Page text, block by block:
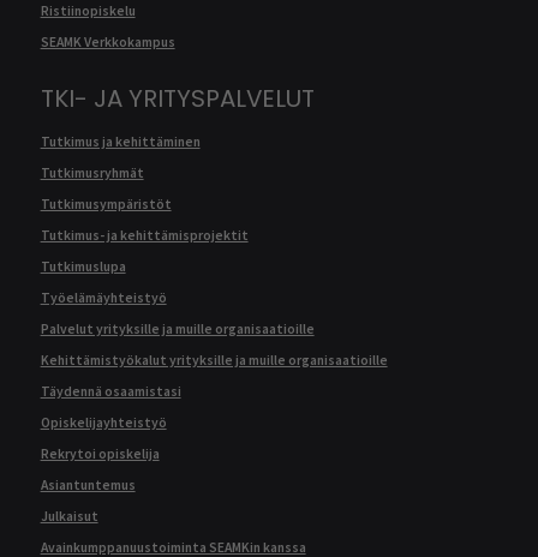
Ristiinopiskelu
SEAMK Verkkokampus
TKI- JA YRITYSPALVELUT
Tutkimus ja kehittäminen
Tutkimusryhmät
Tutkimusympäristöt
Tutkimus- ja kehittämisprojektit
Tutkimuslupa
Työelämäyhteistyö
Palvelut yrityksille ja muille organisaatioille
Kehittämistyökalut yrityksille ja muille organisaatioille
Täydennä osaamistasi
Opiskelijayhteistyö
Rekrytoi opiskelija
Asiantuntemus
Julkaisut
Avainkumppanuustoiminta SEAMKin kanssa